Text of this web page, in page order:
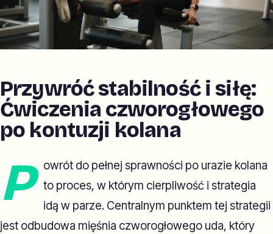
Przywróć stabilność i siłę:
Ćwiczenia czworogłowego
po kontuzji kolana
P
owrót do pełnej sprawności po urazie kolana
to proces, w którym cierpliwość i strategia
idą w parze. Centralnym punktem tej strategii
jest odbudowa mięśnia czworogłowego uda, który